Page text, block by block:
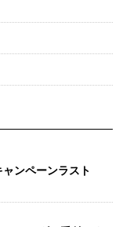
ンペーンラスト